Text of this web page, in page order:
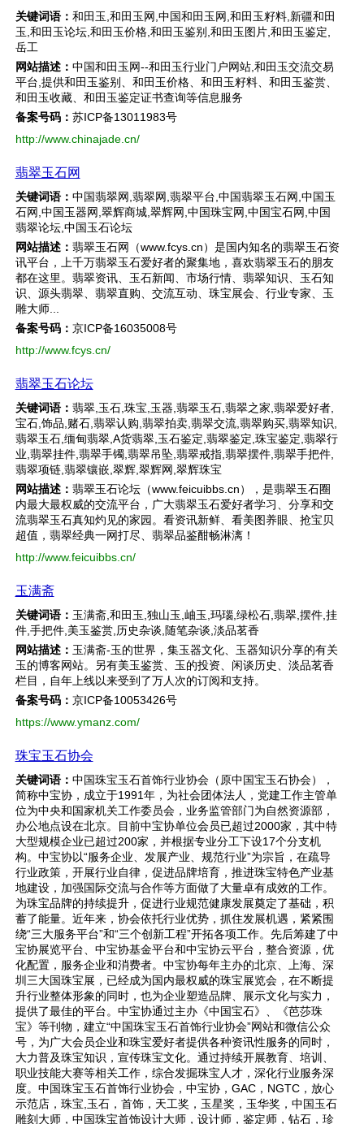
关键词语： 和田玉,和田玉网,中国和田玉网,和田玉籽料,新疆和田
玉,和田玉论坛,和田玉价格,和田玉鉴别,和田玉图片,和田玉鉴定,
岳工
网站描述： 中国和田玉网--和田玉行业门户网站,和田玉交流交易
平台,提供和田玉鉴别、和田玉价格、和田玉籽料、和田玉鉴赏、
和田玉收藏、和田玉鉴定证书查询等信息服务
备案号码： 苏ICP备13011983号
http://www.chinajade.cn/
翡翠玉石网
关键词语： 中国翡翠网,翡翠网,翡翠平台,中国翡翠玉石网,中国玉
石网,中国玉器网,翠辉商城,翠辉网,中国珠宝网,中国宝石网,中国
翡翠论坛,中国玉石论坛
网站描述： 翡翠玉石网（www.fcys.cn）是国内知名的翡翠玉石资
讯平台，上千万翡翠玉石爱好者的聚集地，喜欢翡翠玉石的朋友
都在这里。翡翠资讯、玉石新闻、市场行情、翡翠知识、玉石知
识、源头翡翠、翡翠直购、交流互动、珠宝展会、行业专家、玉
雕大师...
备案号码： 京ICP备16035008号
http://www.fcys.cn/
翡翠玉石论坛
关键词语： 翡翠,玉石,珠宝,玉器,翡翠玉石,翡翠之家,翡翠爱好者,
宝石,饰品,赌石,翡翠认购,翡翠拍卖,翡翠交流,翡翠购买,翡翠知识,
翡翠玉石,缅甸翡翠,A货翡翠,玉石鉴定,翡翠鉴定,珠宝鉴定,翡翠行
业,翡翠挂件,翡翠手镯,翡翠吊坠,翡翠戒指,翡翠摆件,翡翠手把件,
翡翠项链,翡翠镶嵌,翠辉,翠辉网,翠辉珠宝
网站描述： 翡翠玉石论坛（www.feicuibbs.cn），是翡翠玉石圈
内最大最权威的交流平台，广大翡翠玉石爱好者学习、分享和交
流翡翠玉石真知灼见的家园。看资讯新鲜、看美图养眼、抢宝贝
超值，翡翠经典一网打尽、翡翠品鉴酣畅淋漓！
http://www.feicuibbs.cn/
玉满斋
关键词语： 玉满斋,和田玉,独山玉,岫玉,玛瑙,绿松石,翡翠,摆件,挂
件,手把件,美玉鉴赏,历史杂谈,随笔杂谈,淡品茗香
网站描述： 玉满斋-玉的世界，集玉器文化、玉器知识分享的有关
玉的博客网站。另有美玉鉴赏、玉的投资、闲谈历史、淡品茗香
栏目，自年上线以来受到了万人次的订阅和支持。
备案号码： 京ICP备10053426号
https://www.ymanz.com/
珠宝玉石协会
关键词语： 中国珠宝玉石首饰行业协会（原中国宝玉石协会），
简称中宝协，成立于1991年，为社会团体法人，党建工作主管单
位为中央和国家机关工作委员会，业务监管部门为自然资源部，
办公地点设在北京。目前中宝协单位会员已超过2000家，其中特
大型规模企业已超过200家，并根据专业分工下设17个分支机
构。中宝协以“服务企业、发展产业、规范行业”为宗旨，在疏导
行业政策，开展行业自律，促进品牌培育，推进珠宝特色产业基
地建设，加强国际交流与合作等方面做了大量卓有成效的工作。
为珠宝品牌的持续提升，促进行业规范健康发展奠定了基础，积
蓄了能量。近年来，协会依托行业优势，抓住发展机遇，紧紧围
绕“三大服务平台”和“三个创新工程”开拓各项工作。先后筹建了中
宝协展览平台、中宝协基金平台和中宝协云平台，整合资源，优
化配置，服务企业和消费者。中宝协每年主办的北京、上海、深
圳三大国珠宝展，已经成为国内最权威的珠宝展览会，在不断提
升行业整体形象的同时，也为企业塑造品牌、展示文化与实力，
提供了最佳的平台。中宝协通过主办《中国宝石》、《芭莎珠
宝》等刊物，建立“中国珠宝玉石首饰行业协会”网站和微信公众
号，为广大会员企业和珠宝爱好者提供各种资讯性服务的同时，
大力普及珠宝知识，宣传珠宝文化。通过持续开展教育、培训、
职业技能大赛等相关工作，综合发掘珠宝人才，深化行业服务深
度。中国珠宝玉石首饰行业协会，中宝协，GAC，NGTC，放心
示范店，珠宝,玉石，首饰，天工奖，玉星奖，玉华奖，中国玉石
雕刻大师，中国珠宝首饰设计大师，设计师，鉴定师，钻石，珍